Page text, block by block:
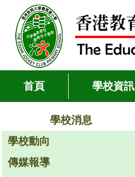
首頁 學校資訊
學校消息
學校動向
傳媒報導